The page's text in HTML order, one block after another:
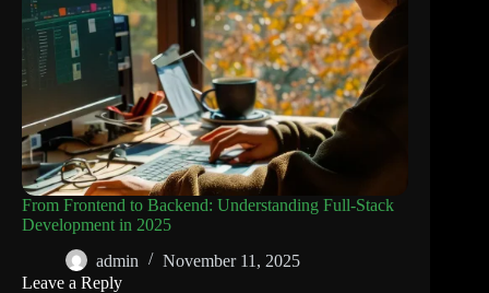
From Frontend to Backend: Understanding Full-Stack
Development in 2025
admin
November 11, 2025
Leave a Reply